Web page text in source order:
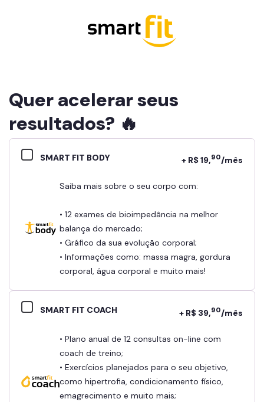
Quer acelerar seus
resultados? 🔥
SMART FIT BODY + R$ 19,90/mês
Saiba mais sobre o seu corpo com:
• 12 exames de bioimpedância na melhor
balança do mercado;
• Gráfico da sua evolução corporal;
• Informações como: massa magra, gordura
corporal, água corporal e muito mais!
SMART FIT COACH + R$ 39,90/mês
• Plano anual de 12 consultas on-line com
coach de treino;
• Exercícios planejados para o seu objetivo,
como hipertrofia, condicionamento físico,
emagrecimento e muito mais;